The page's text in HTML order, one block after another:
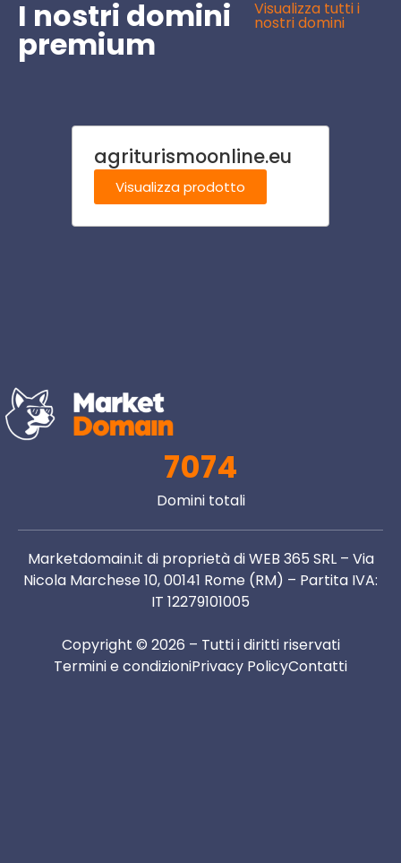
I nostri domini
premium
Visualizza tutti i
nostri domini
agriturismoonline.eu
Visualizza prodotto
7074
Domini totali
Marketdomain.it di proprietà di WEB 365 SRL – Via
Nicola Marchese 10, 00141 Rome (RM) – Partita IVA:
IT 12279101005
Copyright © 2026 – Tutti i diritti riservati
Termini e condizioniPrivacy PolicyContatti